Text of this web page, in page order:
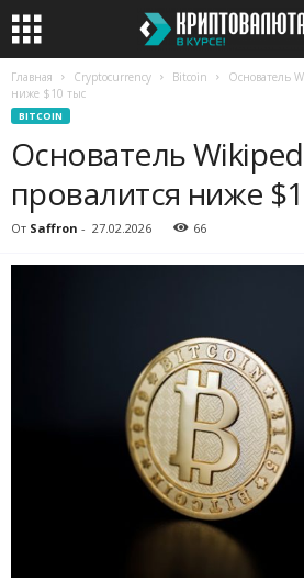
Главная Cryptocurrency Bitcoin
Основатель
ниже $10 тыс
BITCOIN
Основатель
провалится ниже
От Saffron - 27.02.2026 66